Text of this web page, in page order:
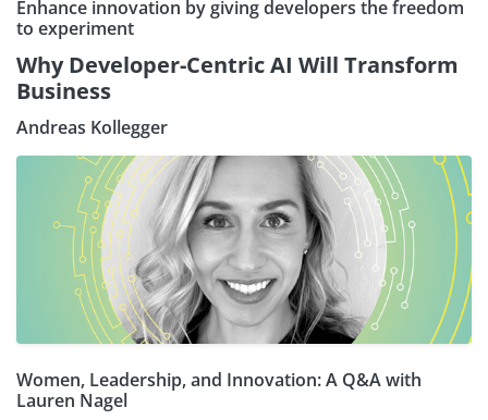
Enhance innovation by giving developers the freedom
to experiment
Why Developer-Centric AI Will Transform
Business
Andreas Kollegger
Women, Leadership, and Innovation: A Q&A with
Lauren Nagel